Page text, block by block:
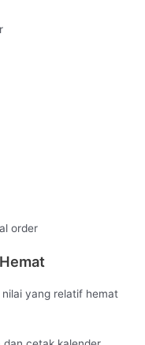
order
yang relatif hemat